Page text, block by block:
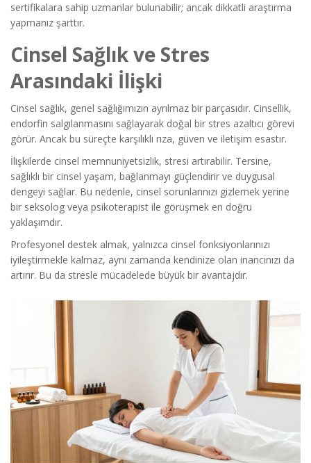
sertifikalara sahip uzmanlar bulunabilir; ancak dikkatli araştırma
yapmanız şarttır.
Cinsel Sağlık ve Stres
Arasındaki İlişki
Cinsel sağlık, genel sağlığımızın ayrılmaz bir parçasıdır. Cinsellik,
endorfin salgılanmasını sağlayarak doğal bir stres azaltıcı görevi
görür. Ancak bu süreçte karşılıklı rıza, güven ve iletişim esastır.
İlişkilerde cinsel memnuniyetsizlik, stresi artırabilir. Tersine,
sağlıklı bir cinsel yaşam, bağlanmayı güçlendirir ve duygusal
dengeyi sağlar. Bu nedenle, cinsel sorunlarınızı gizlemek yerine
bir seksolog veya psikoterapist ile görüşmek en doğru
yaklaşımdır.
Profesyonel destek almak, yalnızca cinsel fonksiyonlarınızı
iyileştirmekle kalmaz, aynı zamanda kendinize olan inancınızı da
artırır. Bu da stresle mücadelede büyük bir avantajdır.